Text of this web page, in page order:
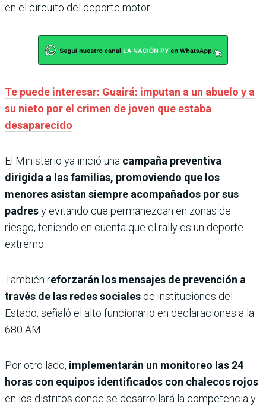
en el circuito del deporte motor.
Te puede interesar: Guairá: imputan a un abuelo y a
su nieto por el crimen de joven que estaba
desaparecido
El Ministerio ya inició una campaña preventiva
dirigida a las familias, promoviendo que los
menores asistan siempre acompañados por sus
padresy evitando que permanezcan en zonas de
riesgo, teniendo en cuenta que el rally es un deporte
extremo.
También reforzarán los mensajes de prevención a
través de las redes sociales de instituciones del
Estado, señaló el alto funcionario en declaraciones a la
680 AM.
Por otro lado, implementarán un monitoreo las 24
horas con equipos identificados con chalecos rojos
en los distritos donde se desarrollará la competencia y